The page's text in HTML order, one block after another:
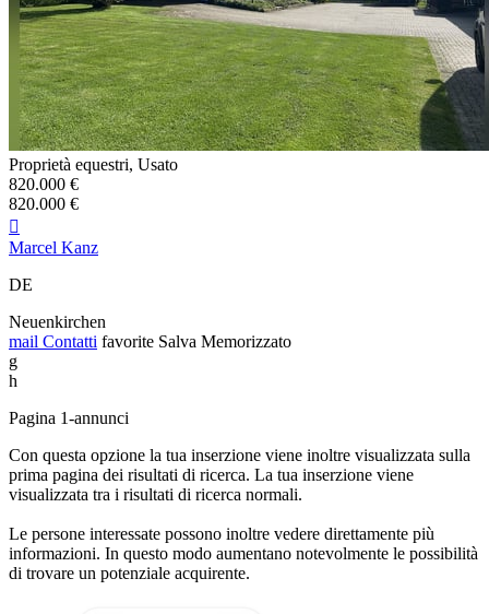
Proprietà equestri, Usato
820.000 €
820.000 €

Marcel Kanz
DE
Neuenkirchen
mail Contatti favorite Salva Memorizzato
g
h
Pagina 1-annunci
Con questa opzione la tua inserzione viene inoltre visualizzata sulla
prima pagina dei risultati di ricerca. La tua inserzione viene
visualizzata tra i risultati di ricerca normali.
Le persone interessate possono inoltre vedere direttamente più
informazioni. In questo modo aumentano notevolmente le possibilità
di trovare un potenziale acquirente.